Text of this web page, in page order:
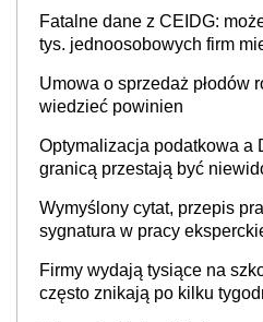
Fatalne dane z CEIDG:
tys. jednoosobowych firm
Umowa o sprzedaż płodów
wiedzieć powinien
Optymalizacja podatkowa a
granicą przestają być
Wymyślony cytat, przepis
sygnatura w pracy
Firmy wydają tysiące na
często znikają po kilku